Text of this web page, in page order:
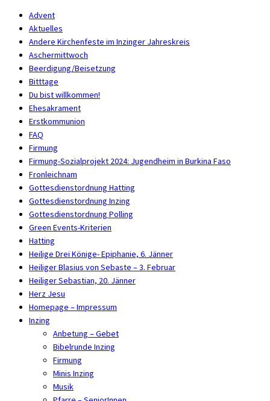
Advent
Aktuelles
Andere Kirchenfeste im Inzinger Jahreskreis
Aschermittwoch
Beerdigung/Beisetzung
Bitttage
Du bist willkommen!
Ehesakrament
Erstkommunion
FAQ
Firmung
Firmung-Sozialprojekt 2024: Jugendheim in Burkina Faso
Fronleichnam
Gottesdienstordnung Hatting
Gottesdienstordnung Inzing
Gottesdienstordnung Polling
Green Events-Kriterien
Hatting
Heilige Drei Könige- Epiphanie, 6. Jänner
Heiliger Blasius von Sebaste – 3. Februar
Heiliger Sebastian, 20. Jänner
Herz Jesu
Homepage – Impressum
Inzing
Anbetung – Gebet
Bibelrunde Inzing
Firmung
Minis Inzing
Musik